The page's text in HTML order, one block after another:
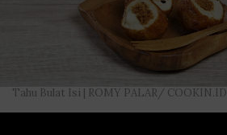
Tahu Bulat Isi | ROMY PALAR/ COOKIN.ID